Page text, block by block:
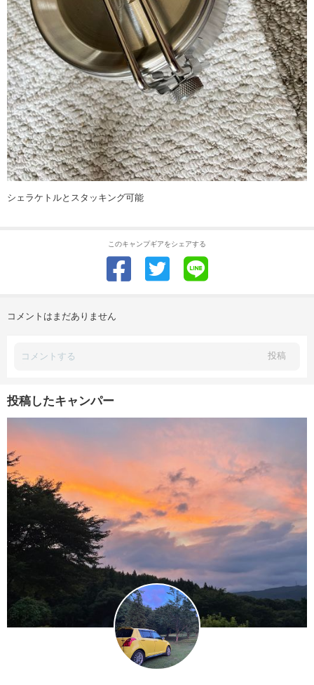
シェラケトルとスタッキング可能
このキャンプギアをシェアする
コメントはまだありません
投稿
投稿したキャンパー